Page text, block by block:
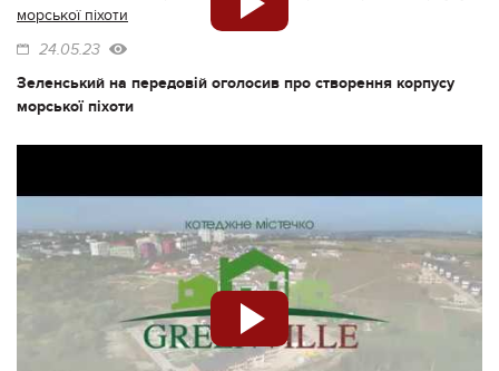
24.05.23
Зеленський на передовій оголосив про створення корпусу
морської піхоти